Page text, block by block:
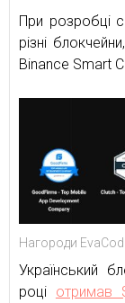
При розробці
різні
Binance Smart
Нагороди
Український
році отримав